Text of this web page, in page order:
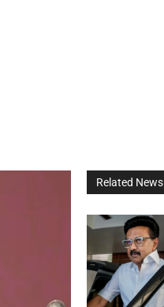
Related News